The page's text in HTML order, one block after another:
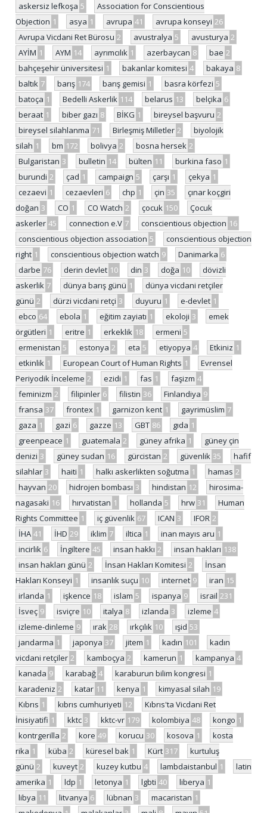
askersiz lefkoşa 5
Association for Conscientious
Objection 1 asya 1 avrupa 41 avrupa konseyi 26
Avrupa Vicdani Ret Bürosu 2 avustralya 5 avusturya 2
AYİM 1 AYM 14 ayrımcılık 1 azerbaycan 8 bae 2
bahçeşehir üniversitesi 1 bakanlar komitesi 4 bakaya 8
baltık 7 barış 174 barış gemisi 1 basra körfezi 5
batoça 1 Bedelli Askerlik 114 belarus 13 belçika 6
beraat 1 biber gazı 8 BİKG 1 bireysel başvuru 2
bireysel silahlanma 71 Birleşmiş Milletler 2
biyolojik
silah 1 bm 172 bolivya 2 bosna hersek 2
Bulgaristan 3 bulletin 14 bülten 11 burkina faso 1
burundi 2 çad 1 campaign 5 çarşı 1 çekya 1
cezaevi 1 cezaevleri 6 chp 1 çin 35
çınar koçgiri
doğan 3 CO 1 CO Watch 2 çocuk 150
Çocuk
askerler 45 connection e.V 7 conscientious objection 16
conscientious objection association 5
conscientious objection
right 1 conscientious objection watch 9 Danimarka 6
darbe 76 derin devlet 10 din 3 doğa 10
dövizli
askerlik 7 dünya barış günü 1
dünya vicdani retçiler
günü 2 dürzi vicdani retçi 3 duyuru 1 e-devlet 1
ebco 64 ebola 1 eğitim zayiatı 1 ekoloji 3
emek
örgütleri 1 eritre 1 erkeklik 18 ermeni 5
ermenistan 5 estonya 2 eta 5 etiyopya 4 Etkiniz 1
etkinlik 1 European Court of Human Rights 1
Evrensel
Periyodik İnceleme 2 ezidi 1 fas 1 faşizm 4
feminizm 2 filipinler 6 filistin 36 Finlandiya 9
fransa 37 frontex 1 garnizon kent 1 gayrimüslim 7
gaza 1 gazi 6 gazze 13 GBT 86 gıda 1
greenpeace 1 guatemala 2 güney afrika 1
güney çin
denizi 3 güney sudan 16 gürcistan 2 güvenlik 35
hafif
silahlar 3 haiti 1 halkı askerlikten soğutma 1 hamas 2
hayvan 20 hidrojen bombası 3 hindistan 12
hirosima-
nagasaki 16 hırvatistan 1 hollanda 5 hrw 31
Human
Rights Committee 1 iç güvenlik 67 ICAN 3 IFOR 2
İHA 41 İHD 29 iklim 7 iltica 1 inan mayıs aru 1
incirlik 6 İngiltere 45 insan hakkı 2 insan hakları 138
insan hakları günü 2 İnsan Hakları Komitesi 2
İnsan
Hakları Konseyi 1 insanlık suçu 10 internet 9 iran 15
irlanda 1 işkence 18 islam 5 ispanya 9 israil 231
İsveç 9 isviçre 10 italya 8 izlanda 3 izleme 4
izleme-dinleme 9 ırak 28 ırkçılık 10 ışid 53
jandarma 1 japonya 37 jitem 1 kadın 101
kadın
vicdani retçiler 2 kamboçya 2 kamerun 1 kampanya 4
kanada 9 karabağ 4 karaburun bilim kongresi 1
karadeniz 2 katar 11 kenya 1 kimyasal silah 19
Kıbrıs 1 kıbrıs cumhuriyeti 12
Kıbrıs'ta Vicdani Ret
İnisiyatifi 1 kktc 3 kktc-vr 179 kolombiya 48 kongo 1
kontrgerilla 2 kore 49 korucu 30 kosova 1
kosta
rika 1 küba 2 küresel bak 1 Kürt 317
kurtuluş
günü 2 kuveyt 2 kuzey kutbu 4 lambdaistanbul 1
latin
amerika 1 ldp 1 letonya 1 lgbti 40 liberya 1
libya 11 litvanya 6 lübnan 3 macaristan 1